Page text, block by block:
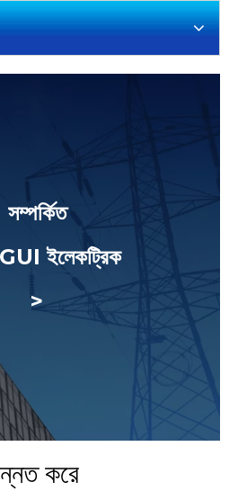
সম্পর্কিত
ইলেকট্রিক
>
করে